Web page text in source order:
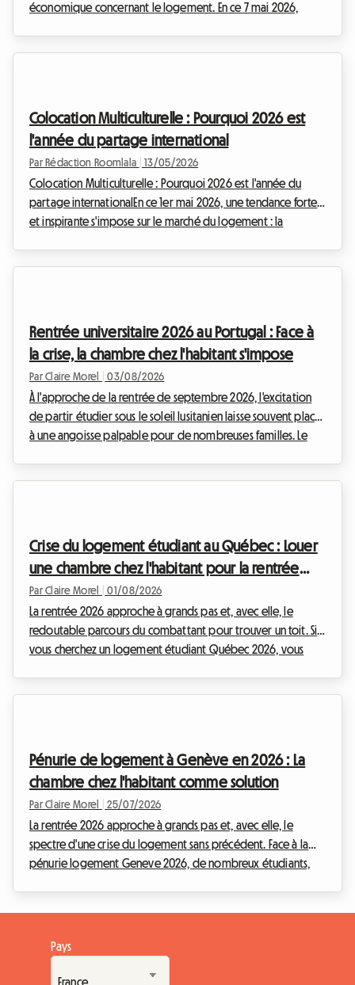
économique concernant le logement. En ce 7 mai 2026,
Mais ne vous inquiétez pas, chez Roomla...
Colocation Multiculturelle : Pourquoi 2026 est
l'année du partage international
Par Rédaction Roomlala 13/05/2026
Colocation Multiculturelle : Pourquoi 2026 est l'année du
partage internationalEn ce 1er mai 2026, une tendance forte
et inspirante s'impose sur le marché du logement : la
parfaitement les valeurs de partage et d...
Rentrée universitaire 2026 au Portugal : Face à
la crise, la chambre chez l'habitant s'impose
Par Claire Morel 03/08/2026
À l'approche de la rentrée de septembre 2026, l'excitation
de partir étudier sous le soleil lusitanien laisse souvent place
à une angoisse palpable pour de nombreuses familles. Le
d'étudiants dans leur mobilité, et ...
Crise du logement étudiant au Québec : Louer
une chambre chez l'habitant pour la rentrée
2026
Par Claire Morel 01/08/2026
La rentrée 2026 approche à grands pas et, avec elle, le
redoutable parcours du combattant pour trouver un toit. Si
vous cherchez un logement étudiant Québec 2026, vous
Roomlala, nous observons de près cette si...
Pénurie de logement à Genève en 2026 : La
chambre chez l'habitant comme solution
Par Claire Morel 25/07/2026
La rentrée 2026 approche à grands pas et, avec elle, le
spectre d'une crise du logement sans précédent. Face à la
pénurie logement Geneve 2026, de nombreux étudiants,
disparaissent en quelques minutes et les dossiers de
candidature s'empilent par centaines sur les bureaux des
régies immobilières. Chez Roomlala, nous observons c...
Pays